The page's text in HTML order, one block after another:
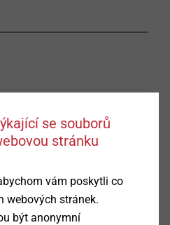
PT® se souborů
stránku
vám poskytli co
webových stránek.
být anonymní